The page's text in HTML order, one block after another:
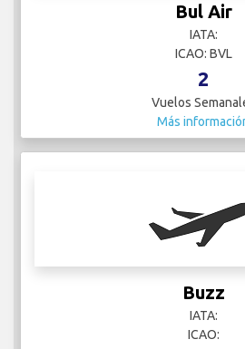
Bul Air
IATA:
ICAO: BVL
2
Vuelos
Más
Buzz
IATA:
ICAO: